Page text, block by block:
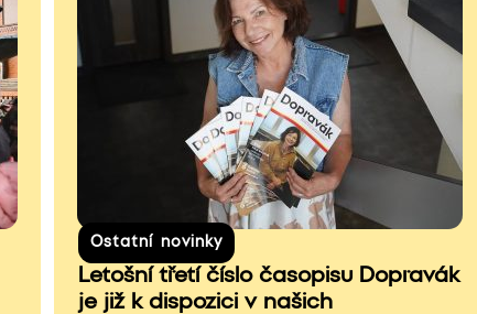
Ostatní novinky
Letošní třetí číslo časopisu Dopravák
je již k dispozici v našich